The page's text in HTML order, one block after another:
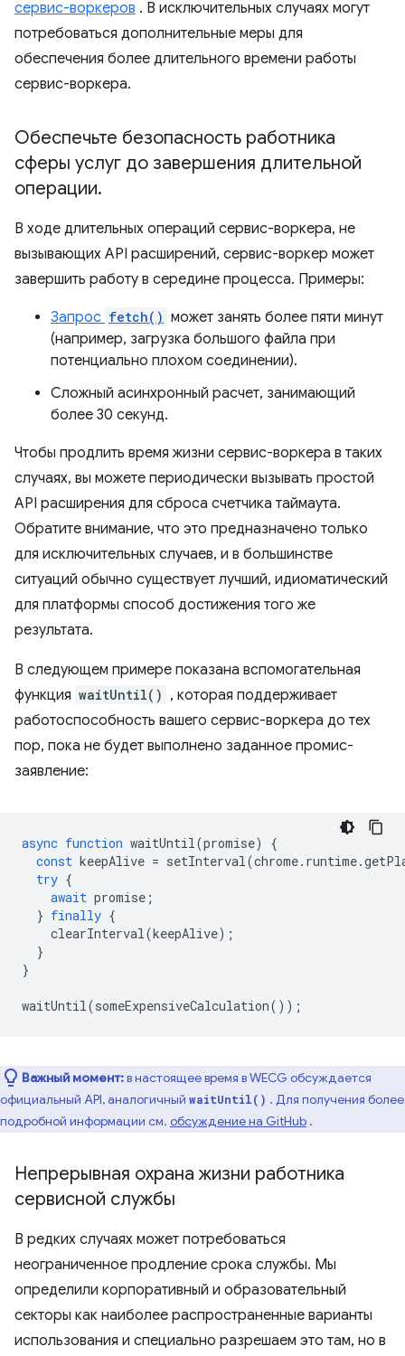
сервис-воркеров . В исключительных случаях могут
потребоваться дополнительные меры для
обеспечения более длительного времени работы
сервис-воркера.
Обеспечьте безопасность работника
сферы услуг до завершения длительной
операции.
В ходе длительных операций сервис-воркера, не
вызывающих API расширений, сервис-воркер может
завершить работу в середине процесса. Примеры:
Запрос fetch() может занять более пяти минут
(например, загрузка большого файла при
потенциально плохом соединении).
Сложный асинхронный расчет, занимающий
более 30 секунд.
Чтобы продлить время жизни сервис-воркера в таких
случаях, вы можете периодически вызывать простой
API расширения для сброса счетчика таймаута.
Обратите внимание, что это предназначено только
для исключительных случаев, и в большинстве
ситуаций обычно существует лучший, идиоматический
для платформы способ достижения того же
результата.
В следующем примере показана вспомогательная
функция waitUntil() , которая поддерживает
работоспособность вашего сервис-воркера до тех
пор, пока не будет выполнено заданное промис-
заявление:
async function waitUntil(promise)
{
const keepAlive = setInterval(chrome. runtime.
try {
await promise ;
} finally {
clearInterval(keepAlive);
}
}
waitUntil(someExpensiveCalculation());
Важный момент:в настоящее время в WECG обсуждается
официальный API, аналогичный waitUntil() . Для получения более
подробной информации см. обсуждение на GitHub .
Непрерывная охрана жизни работника
сервисной службы
В редких случаях может потребоваться
неограниченное продление срока службы. Мы
определили корпоративный и образовательный
секторы как наиболее распространенные варианты
использования и специально разрешаем это там, но в